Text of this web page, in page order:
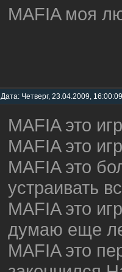
MAFIA моя
Дата: Четверг, 23.04.2009,
MAFIA это
MAFIA это
MAFIA это
устраивать
MAFIA это
думаю еще
MAFIA это